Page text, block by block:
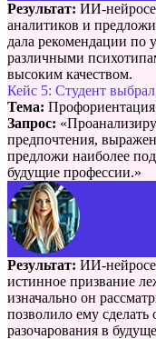
Результат: ИИ-
аналитиков и
дала рекомендации по
различными
высоким качеством.
Кейс 5: Студент
Тема:
Запрос:
предпочтения,
предложи наиболее
будущие профессии.»
Результат: ИИ-
истинное призвание
изначально он
позволило ему
разочарования в